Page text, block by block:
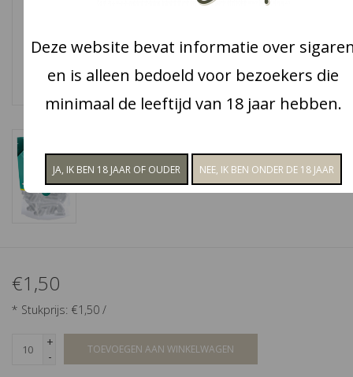
€1,50
* Stukprijs: €1,50 /
+
-
TOEVOEGEN AAN WINKELWAGEN
Deze website bevat informatie over
en is alleen bedoeld voor bezoekers die
minimaal de leeftijd van 18 jaar hebben.